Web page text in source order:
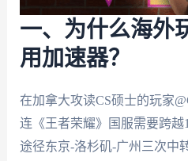
一、为什么海外
用加速器？
在加拿大攻读CS硕士的玩家
连《王者荣耀》国服需要跨
途径东京-洛杉矶-广州三次中